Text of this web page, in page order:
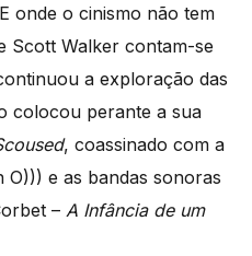
onde o cinismo não tem
Scott Walker contam-se
a exploração das
colocou perante a sua
, coassinado com a
e as bandas sonoras
– A Infância de um